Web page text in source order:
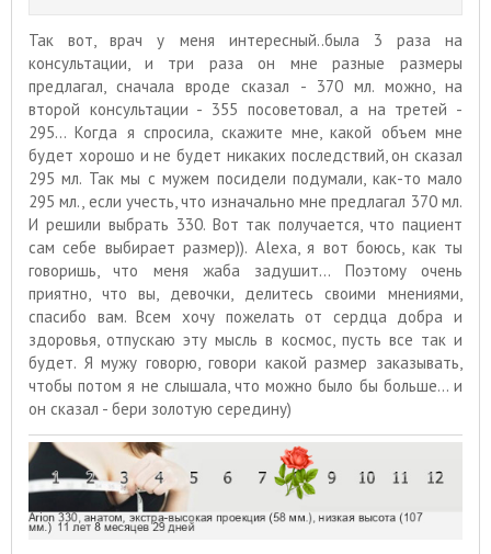
Так вот, врач у меня интересный..была 3 раза на
консультации, и три раза он мне разные размеры
предлагал, сначала вроде сказал - 370 мл. можно, на
второй консультации - 355 посоветовал, а на третей -
295... Когда я спросила, скажите мне, какой объем мне
будет хорошо и не будет никаких последствий, он сказал
295 мл. Так мы с мужем посидели подумали, как-то мало
295 мл., если учесть, что изначально мне предлагал 370 мл.
И решили выбрать 330. Вот так получается, что пациент
сам себе выбирает размер)). Alexa, я вот боюсь, как ты
говоришь, что меня жаба задушит... Поэтому очень
приятно, что вы, девочки, делитесь своими мнениями,
спасибо вам. Всем хочу пожелать от сердца добра и
здоровья, отпускаю эту мысль в космос, пусть все так и
будет. Я мужу говорю, говори какой размер заказывать,
чтобы потом я не слышала, что можно было бы больше... и
он сказал - бери золотую середину)